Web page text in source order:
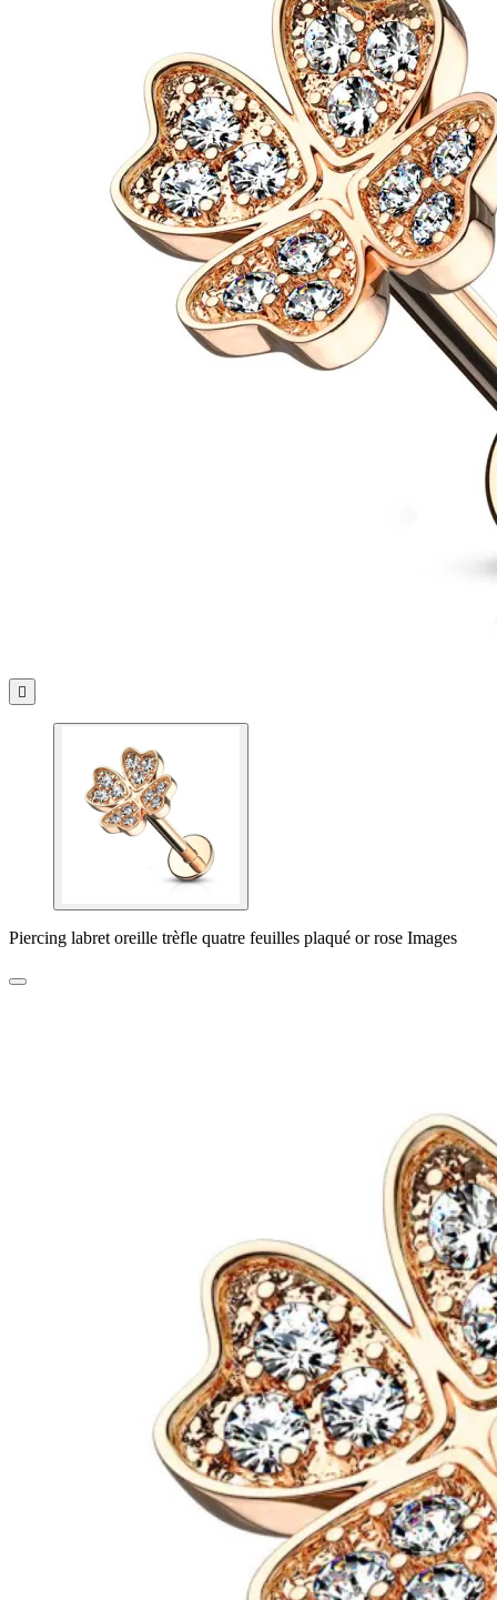

Piercing labret oreille trèfle quatre feuilles plaqué or rose Images